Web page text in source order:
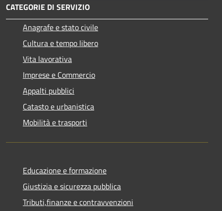
CATEGORIE DI SERVIZIO
Anagrafe e stato civile
Cultura e tempo libero
Vita lavorativa
Imprese e Commercio
Appalti pubblici
Catasto e urbanistica
Mobilità e trasporti
Educazione e formazione
Giustizia e sicurezza pubblica
Tributi,finanze e contravvenzioni